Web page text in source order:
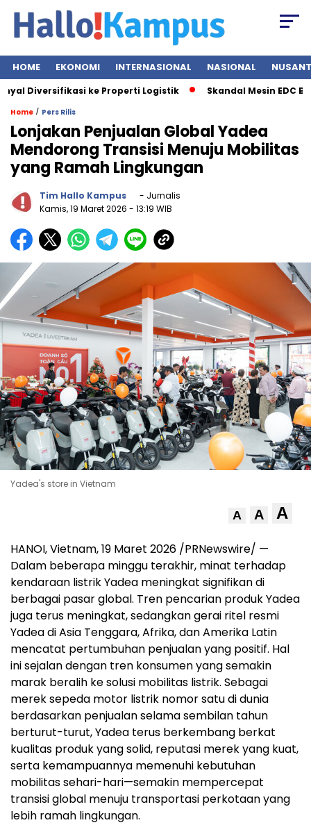
HOME EKONOMI INTERNASIONAL NASIONAL
Diversifikasi ke Properti Logistik Skandal Mesin EDC BRI
Home / Pers Rilis
Lonjakan Penjualan Global Yadea
Mendorong Transisi Menuju Mobilitas
yang Ramah Lingkungan
Tim Hallo Kampus
- Jurnalis
Kamis, 19 Maret 2026 - 13:19 WIB
Yadea's store in Vietnam
A A A
HANOI, Vietnam, 19 Maret 2026 /PRNewswire/ —
Dalam beberapa minggu terakhir, minat terhadap
kendaraan listrik Yadea meningkat signifikan di
berbagai pasar global. Tren pencarian produk Yadea
juga terus meningkat, sedangkan gerai ritel resmi
Yadea di Asia Tenggara, Afrika, dan Amerika Latin
mencatat pertumbuhan penjualan yang positif. Hal
ini sejalan dengan tren konsumen yang semakin
marak beralih ke solusi mobilitas listrik. Sebagai
merek sepeda motor listrik nomor satu di dunia
berdasarkan penjualan selama sembilan tahun
berturut-turut, Yadea terus berkembang berkat
kualitas produk yang solid, reputasi merek yang kuat,
serta kemampuannya memenuhi kebutuhan
mobilitas sehari-hari—semakin mempercepat
transisi global menuju transportasi perkotaan yang
lebih ramah lingkungan.